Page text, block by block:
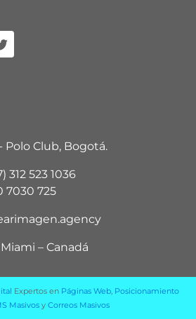
T
w
Polo Club, Bogotá.
312 523 1036
7030 725
– Canadá
Expertos en Páginas Web, Posicionamiento
Masivosy Correos Masivos